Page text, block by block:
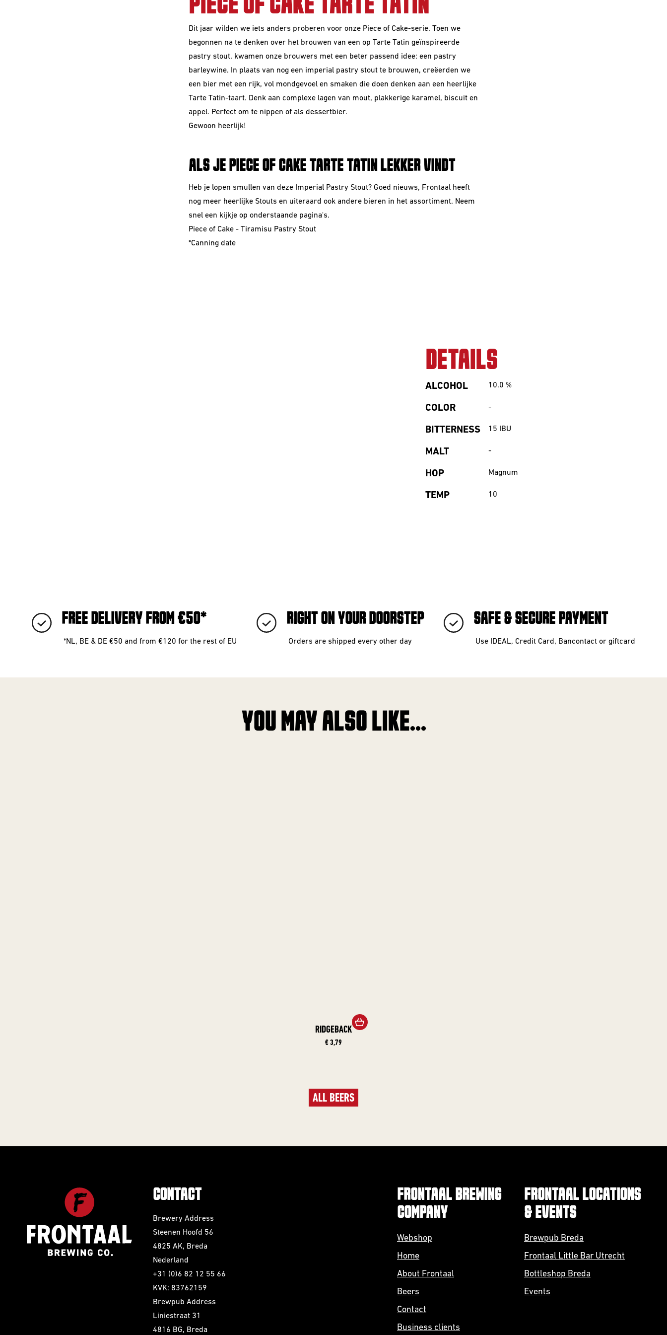
PIECE OF CAKE TARTE TATIN
Dit jaar wilden we iets anders proberen voor onze Piece of Cake-serie. Toen we
begonnen na te denken over het brouwen van een op Tarte Tatin geïnspireerde
pastry stout, kwamen onze brouwers met een beter passend idee: een pastry
barleywine. In plaats van nog een imperial pastry stout te brouwen, creëerden we
een bier met een rijk, vol mondgevoel en smaken die doen denken aan een heerlijke
Tarte Tatin-taart. Denk aan complexe lagen van mout, plakkerige karamel, biscuit en
appel. Perfect om te nippen of als dessertbier.
Gewoon heerlijk!
ALS JE PIECE OF CAKE TARTE TATIN LEKKER VINDT
Heb je lopen smullen van deze Imperial Pastry Stout? Goed nieuws, Frontaal heeft
nog meer heerlijke Stouts en uiteraard ook andere bieren in het assortiment. Neem
snel een kijkje op onderstaande pagina's.
Piece of Cake - Tiramisu Pastry Stout
*Canning date
DETAILS
ALCOHOL 10.0 %
COLOR -
BITTERNESS 15 IBU
MALT -
HOP Magnum
TEMP 10
FREE DELIVERY FROM €50*
*NL, BE & DE €50 and from €120 for the rest of EU
RIGHT ON YOUR DOORSTEP
Orders are shipped every other day
SAFE & SECURE PAYMENT
Use IDEAL, Credit Card, Bancontact or giftcard
YOU MAY ALSO LIKE...
RIDGEBACK
€ 3,79
ALL BEERS
CONTACT
Brewery Address
Steenen Hoofd 56
4825 AK, Breda
Nederland
+31 (0)6 82 12 55 66
KVK: 83762159
Brewpub Address
Liniestraat 31
4816 BG, Breda
FRONTAAL BREWING
COMPANY
Webshop
Home
About Frontaal
Beers
Contact
Business clients
FRONTAAL LOCATIONS
& EVENTS
Brewpub Breda
Frontaal Little Bar Utrecht
Bottleshop Breda
Events